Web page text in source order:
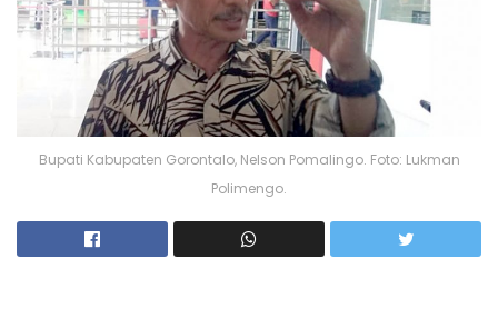
Bupati Kabupaten Gorontalo, Nelson Pomalingo. Foto: Lukman
Polimengo.